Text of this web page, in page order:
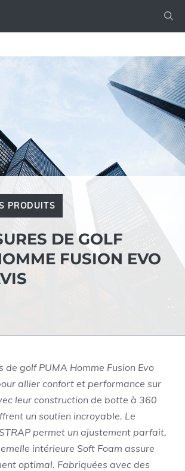
PRODUITS
DE GOLF
FUSION EVO
de golf PUMA Homme Fusion Evo
allier confort et performance sur
leur construction de botte à 360
un soutien incroyable. Le
permet un ajustement parfait,
intérieure Soft Foam assure
optimal. Fabriquées avec des